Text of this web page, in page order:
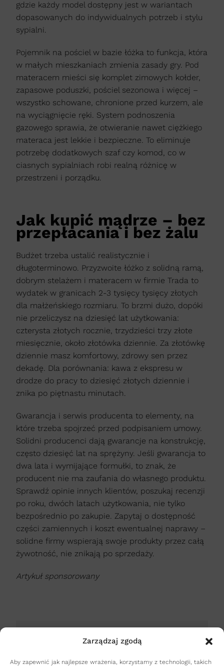
Zarządzaj zgodą
Aby zapewnić jak najlepsze wrażenia, korzystamy z technologii, takich
gdzie każdy model dostępny jest w wariantach
dopasowanych do indywidualnych potrzeb i stylu
sypialni.
Pojemnik na pościel w bazie łóżka to funkcja, która
w małych mieszkaniach zmienia zasady gry. Pod
materacem mieści się komplet zimowych kołder,
zapasowe poduszki, pościel sezonowa i więcej –
wszystko schowane, chronione przed kurzem, ale
na wyciągnięcie ręki. System podnoszenia
gazowego sprawia, że otwieranie nawet ciężkiego
materaca jest lekkie i bezpieczne. To eliminuje
potrzebę dodatkowych szaf czy komod, co w
ciasnych sypialniach robi realną różnicę w
przestrzeni i porządku.
Jak kupić mądrze – bez
przepłacania i bez żalu
Budżet trzeba ustalić realistycznie i
długoterminowo. Przyzwoite łóżko z solidną ramą,
dobrym stelażem i materacem w firmie Trada to
wydatek w granicach 2-3 tysięcy tysięcy złotych
dla małżeńskiego rozmiaru. To brzmi dużo, dopóki
nie przeliczysz na dziesięć lat użytkowania:
czterysta złotych rocznie, trzydzieści trzy złote
miesięcznie, około złotówka dziennie. Za złotówkę
dziennie masz komfortowy, zdrowy sen przez
dekadę. Dla porównania: kawa z ekspresu w
drodze do pracy to dziesięć złotych dziennie i
znika po piętnastu minutach.
Gwarancja i serwis producenta to elementy, na
które trzeba spojrzeć przed podpisaniem umowy.
Solidni producenci dają gwarancje na konstrukcję,
często dziesięć lat na sprężyny. Jeśli gwarancja to
dwa lata i wymijające formułki, to znak, że
producent nie ma zaufania do własnego produktu.
Sprawdź opinie innych klientów, poszukaj recenzji
po roku, dwóch latach użytkowania, nie tylko
bezpośrednio po zakupie. Zapytaj o dostępność
części zamiennych i koszt ewentualnej naprawy –
solidne firmy wspierają swoje produkty przez całą
żywotność, nie znikają po sprzedaży.
Artykuł sponsorowany